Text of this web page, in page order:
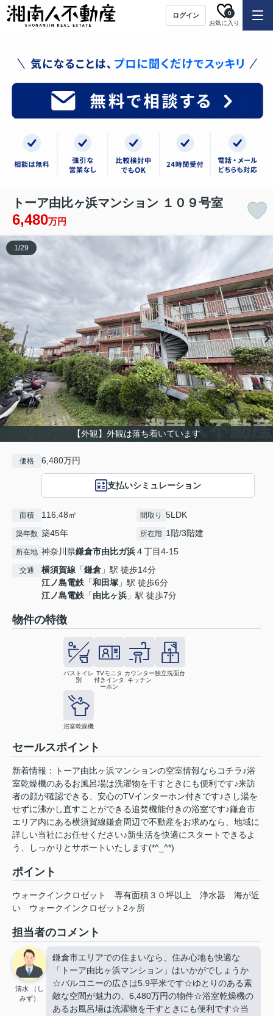
ログイン
お気に入り
0
トーア由比ヶ浜マンション １０９号室
6,480万円
【外観】外観は落ち着いています
1/29
価格 6,480万円
支払いシミュレーション
面積 116.48㎡ 間取り 5LDK
築年数 築45年 所在階 1階/3階建
所在地 神奈川県鎌倉市由比ガ浜４丁目4-15
交通 横須賀線 「鎌倉 」駅 徒歩14分
江ノ島電鉄 「和田塚 」駅 徒歩6分
江ノ島電鉄 「由比ヶ浜 」駅 徒歩7分
物件の特徴
バストイレ
別
TVモニタ
付きインタ
ーホン
カウンター
キッチン
独立洗面台
浴室乾燥機
セールスポイント
新着情報：トーア由比ヶ浜マンションの空室情報ならコチラ♪浴
室乾燥機のあるお風呂場は洗濯物を干すときにも便利です♪来訪
者の顔が確認できる、安心のTVインターホン付きです♪さし湯を
せずに沸かし直すことができる追焚機能付きの浴室です♪鎌倉市
エリア内にある横須賀線鎌倉周辺で不動産をお求めなら、地域に
詳しい当社にお任せください♪新生活を快適にスタートできるよ
う、しっかりとサポートいたします(*^_^*)
ポイント
ウォークインクロゼット 専有面積３０坪以上 浄水器
海が近
い
ウォークインクロゼット2ヶ所
担当者のコメント
清水 （し
みず）
鎌倉市エリアでの住まいなら、住み心地も快適な
「トーア由比ヶ浜マンション」はいかがでしょうか
☆バルコニーの広さは5.9平米です☆ゆとりのある素
敵な空間が魅力の、6,480万円の物件☆浴室乾燥機の
あるお風呂場は洗濯物を干すときにも便利です☆当